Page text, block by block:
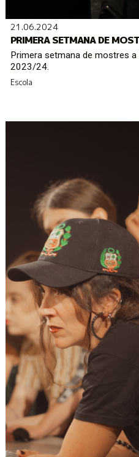
21.06.2024
PRIMERA SETMANA DE
Primera setmana de mostres
2023/24.
Escola